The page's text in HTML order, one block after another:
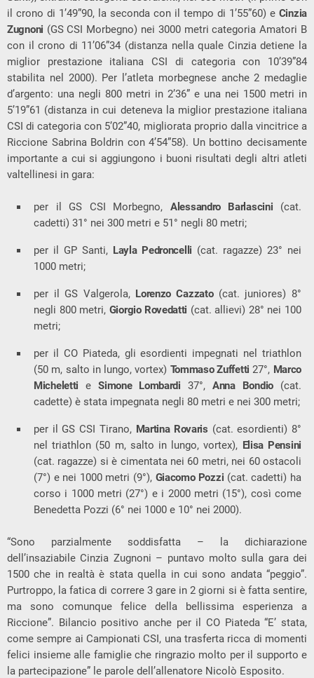
il crono di 1’49”90, la seconda con il tempo di 1’55”60) e Cinzia
Zugnoni (GS CSI Morbegno) nei 3000 metri categoria Amatori B
con il crono di 11’06”34 (distanza nella quale Cinzia detiene la
miglior prestazione italiana CSI di categoria con 10’39”84
stabilita nel 2000). Per l’atleta morbegnese anche 2 medaglie
d’argento: una negli 800 metri in 2’36” e una nei 1500 metri in
5’19”61 (distanza in cui deteneva la miglior prestazione italiana
CSI di categoria con 5’02”40, migliorata proprio dalla vincitrice a
Riccione Sabrina Boldrin con 4’54”58). Un bottino decisamente
importante a cui si aggiungono i buoni risultati degli altri atleti
valtellinesi in gara:
per il GS CSI Morbegno,Alessandro Barlascini (cat.
cadetti) 31° nei 300 metri e 51° negli 80 metri;
per il GP Santi, Layla Pedroncelli (cat. ragazze) 23° nei
1000 metri;
per il GS Valgerola, Lorenzo Cazzato(cat. juniores) 8°
negli 800 metri, Giorgio Rovedatti (cat. allievi) 28° nei 100
metri;
per il CO Piateda, gli esordienti impegnati nel triathlon
(50 m, salto in lungo, vortex) Tommaso Zuffetti 27°, Marco
Micheletti eSimone Lombardi 37°,Anna Bondio(cat.
cadette) è stata impegnata negli 80 metri e nei 300 metri;
per il GS CSI Tirano, Martina Rovaris (cat. esordienti) 8°
nel triathlon (50 m, salto in lungo, vortex), Elisa Pensini
(cat. ragazze) si è cimentata nei 60 metri, nei 60 ostacoli
(7°) e nei 1000 metri (9°), Giacomo Pozzi (cat. cadetti) ha
corso i 1000 metri (27°) e i 2000 metri (15°), così come
Benedetta Pozzi (6° nei 1000 e 10° nei 2000).
“Sono parzialmente soddisfatta – la dichiarazione
dell’insaziabile Cinzia Zugnoni – puntavo molto sulla gara dei
1500 che in realtà è stata quella in cui sono andata “peggio”.
Purtroppo, la fatica di correre 3 gare in 2 giorni si è fatta sentire,
ma sono comunque felice della bellissima esperienza a
Riccione”. Bilancio positivo anche per il CO Piateda “E’ stata,
come sempre ai Campionati CSI, una trasferta ricca di momenti
felici insieme alle famiglie che ringrazio molto per il supporto e
la partecipazione” le parole dell’allenatore Nicolò Esposito.